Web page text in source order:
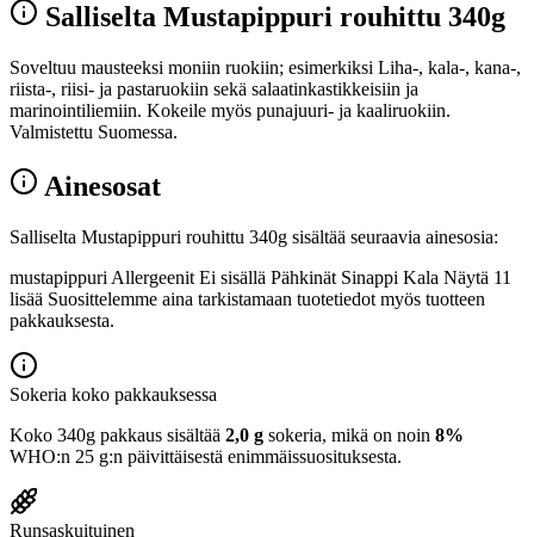
Salliselta Mustapippuri rouhittu 340g
Soveltuu mausteeksi moniin ruokiin; esimerkiksi Liha-, kala-, kana-,
riista-, riisi- ja pastaruokiin sekä salaatinkastikkeisiin ja
marinointiliemiin. Kokeile myös punajuuri- ja kaaliruokiin.
Valmistettu Suomessa.
Ainesosat
Salliselta Mustapippuri rouhittu 340g sisältää seuraavia ainesosia:
mustapippuri Allergeenit Ei sisällä Pähkinät Sinappi Kala Näytä 11
lisää Suosittelemme aina tarkistamaan tuotetiedot myös tuotteen
pakkauksesta.
Sokeria koko pakkauksessa
Koko 340g pakkaus sisältää 2,0 g sokeria, mikä on noin 8%
WHO:n 25 g:n päivittäisestä enimmäissuosituksesta.
Runsaskuituinen